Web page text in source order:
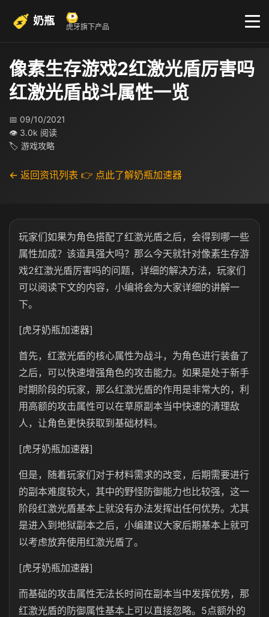
奶瓶 虎牙旗下产品
像素生存游戏2红激光盾厉害吗
红激光盾战斗属性一览
📅 09/10/2021
👁 3.0k 阅读
🏷 游戏攻略
← 返回资讯列表 👉 点此了解奶瓶加速器
玩家们如果为角色搭配了红激光盾之后，会得到哪一些
属性加成？该道具强大吗？那么今天就针对像素生存游
戏2红激光盾厉害吗的问题，详细的解决方法，玩家们
可以阅读下文的内容，小编将会为大家详细的讲解一
下。
[虎牙奶瓶加速器]
首先，红激光盾的核心属性为战斗，为角色进行装备了
之后，可以快速增强角色的攻击能力。如果是处于新手
时期阶段的玩家，那么红激光盾的作用是非常大的，利
用高额的攻击属性可以在草原副本当中快速的清理敌
人，让角色更快获取到基础材料。
[虎牙奶瓶加速器]
但是，随着玩家们对于材料需求的改变，后期需要进行
的副本难度较大，其中的野怪防御能力也比较强，这一
阶段红激光盾基本上就没有办法发挥出任何优势。尤其
是进入到地狱副本之后，小编建议大家后期基本上就可
以考虑放弃使用红激光盾了。
[虎牙奶瓶加速器]
而基础的攻击属性无法长时间在副本当中发挥优势，那
红激光盾的防御属性基本上可以直接忽略。5点额外的